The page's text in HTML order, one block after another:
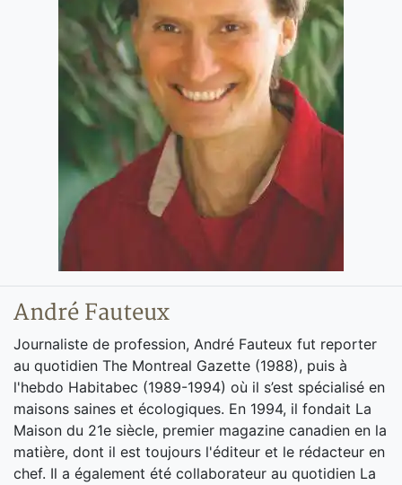
André Fauteux
Journaliste de profession, André Fauteux fut reporter
au quotidien The Montreal Gazette (1988), puis à
l'hebdo Habitabec (1989-1994) où il s’est spécialisé en
maisons saines et écologiques. En 1994, il fondait La
Maison du 21e siècle, premier magazine canadien en la
matière, dont il est toujours l'éditeur et le rédacteur en
chef. Il a également été collaborateur au quotidien La